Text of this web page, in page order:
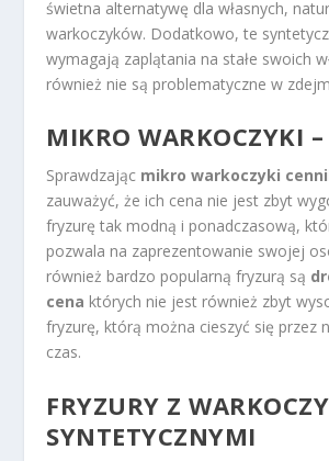
świetna alternatywę dla własnych,
warkoczyków. Dodatkowo, te
wymagają zaplątania na stałe swoich
również nie są problematyczne w
MIKRO WARKOCZYKI
Sprawdzając mikro warkoczyki
zauważyć, że ich cena nie jest zbyt
fryzurę tak modną i ponadczasową,
pozwala na zaprezentowanie swojej
również bardzo popularną fryzurą są
cena których nie jest również zbyt
fryzurę, którą można cieszyć się przez
czas.
FRYZURY Z
SYNTETYCZNYMI